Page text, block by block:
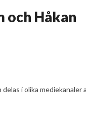
och Håkan
delas i olika